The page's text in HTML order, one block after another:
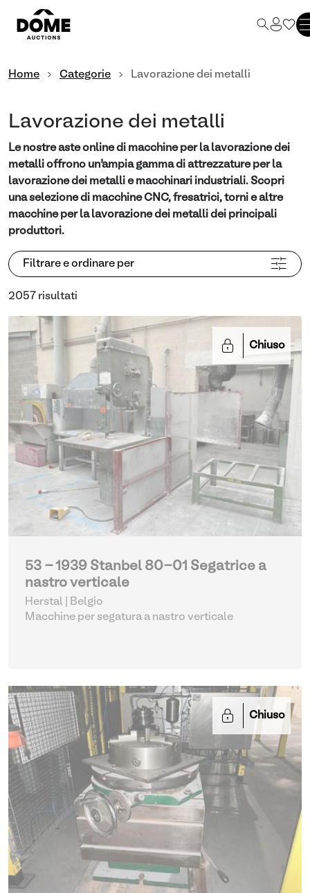
Home Categorie Lavorazione dei metalli
Lavorazione dei metalli
Le nostre aste online di macchine per la lavorazione dei
metalli offrono un’ampia gamma di attrezzature per la
lavorazione dei metalli e macchinari industriali. Scopri
una selezione di macchine CNC, fresatrici, torni e altre
macchine per la lavorazione dei metalli dei principali
produttori.
Filtrare e ordinare per
2057 risultati
Chiuso
53 - 1939 Stanbel 80-01 Segatrice a
nastro verticale
Herstal | Belgio
Macchine per segatura a nastro verticale
Chiuso